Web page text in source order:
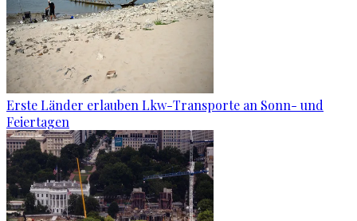
Erste Länder erlauben Lkw-Transporte an Sonn- und
Feiertagen